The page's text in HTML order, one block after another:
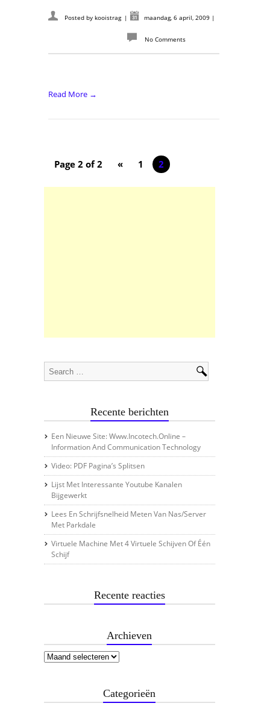
Posted by kooistrag | maandag, 6 april, 2009 |
No Comments
Read More →
Page 2 of 2 « 1 2
Recente berichten
Een Nieuwe Site: Www.incotech.online –
Information And Communication Technology
Video: PDF Pagina’s Splitsen
Lijst Met Interessante Youtube Kanalen
Bijgewerkt
Lees En Schrijfsnelheid Meten Van Nas/server
Met Parkdale
Virtuele Machine Met 4 Virtuele Schijven Of Één
Schijf
Recente reacties
Archieven
Categorieën